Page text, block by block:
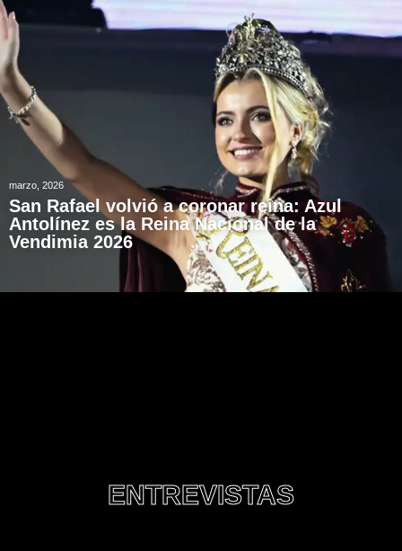
marzo, 2026
San Rafael volvió a coronar reina: Azul
Antolínez es la Reina Nacional de la
Vendimia 2026
ENTREVISTAS